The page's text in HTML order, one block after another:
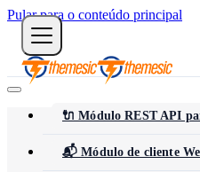
Pular para o conteúdo principal
🔌 Módulo REST API
📬 Módulo de cliente